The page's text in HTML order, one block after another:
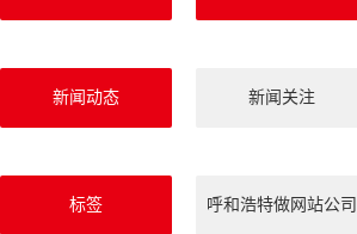
新闻动态 新闻关注
标签 呼和浩特做网站公司